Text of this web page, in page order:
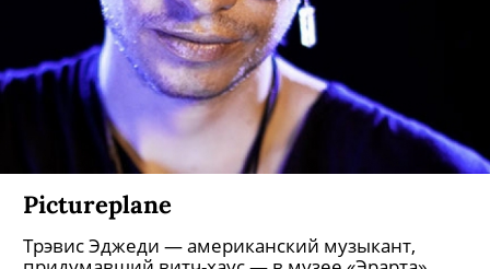
Pictureplane
Трэвис Эджеди — американский музыкант,